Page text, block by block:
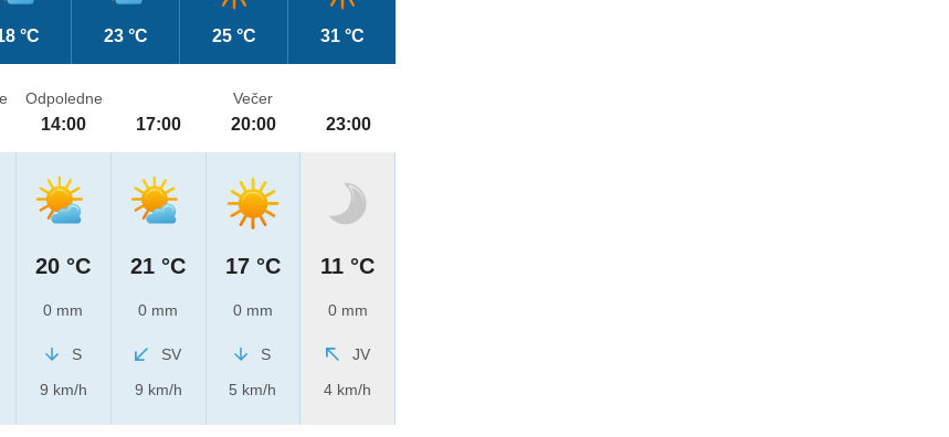
°C 23 °C 25 °C 31 °C
Odpoledne
14:00
20 °C
0 mm
S
9 km/h
17:00
21 °C
0 mm
SV
9 km/h
Večer
20:00
17 °C
0 mm
S
5 km/h
23:00
11 °C
0 mm
JV
4 km/h